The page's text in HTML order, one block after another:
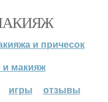
и причесок
и макияж
игры отзывы